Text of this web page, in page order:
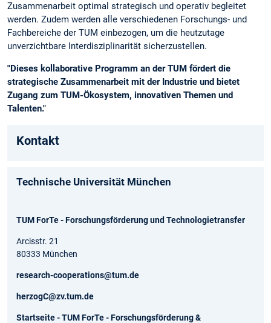
Zusammenarbeit optimal strategisch und operativ begleitet
werden. Zudem werden alle verschiedenen Forschungs- und
Fachbereiche der TUM einbezogen, um die heutzutage
unverzichtbare Interdisziplinarität sicherzustellen.
"Dieses kollaborative Programm an der TUM fördert die
strategische Zusammenarbeit mit der Industrie und bietet
Zugang zum TUM-Ökosystem, innovativen Themen und
Talenten."
Kontakt
Technische Universität München
TUM ForTe - Forschungsförderung und Technologietransfer
Arcisstr. 21
80333 München
research-cooperations@tum.de
herzogC@zv.tum.de
Startseite - TUM ForTe - Forschungsförderung &